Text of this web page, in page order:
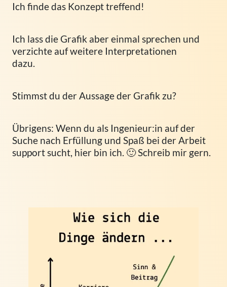
Ich finde das Konzept treffend!
Ich lass die Grafik aber einmal sprechen und
verzichte auf weitere Interpretationen
dazu.
Stimmst du der Aussage der Grafik zu?
Übrigens: Wenn du als Ingenieur:in auf der
Suche nach Erfüllung und Spaß bei der Arbeit
support sucht, hier bin ich. 🙂 Schreib mir gern.